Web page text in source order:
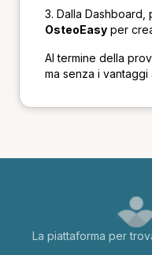
Dalla Dashboard,
OsteoEasy per
Al termine della
ma senza i vantaggi
La piattaforma per